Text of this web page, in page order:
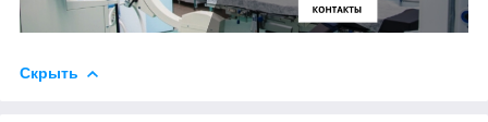
Скрыть